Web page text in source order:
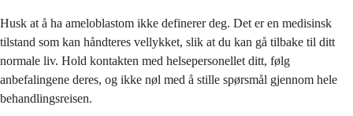
Husk at å ha ameloblastom ikke definerer deg. Det er en medisinsk
tilstand som kan håndteres vellykket, slik at du kan gå tilbake til ditt
normale liv. Hold kontakten med helsepersonellet ditt, følg
anbefalingene deres, og ikke nøl med å stille spørsmål gjennom hele
behandlingsreisen.